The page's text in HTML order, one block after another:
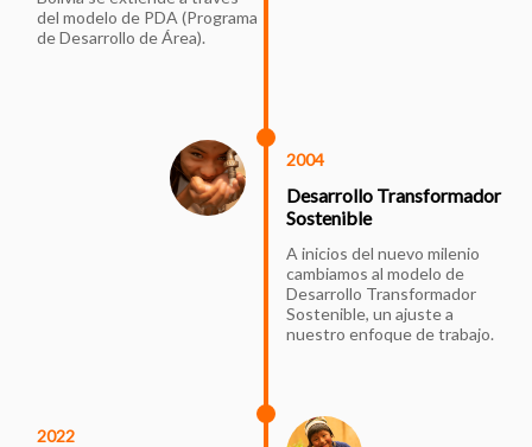
del modelo de PDA (Programa
de Desarrollo de Área).
2004
Desarrollo Transformador
Sostenible
A inicios del nuevo milenio
cambiamos al modelo de
Desarrollo Transformador
Sostenible, un ajuste a
nuestro enfoque de trabajo.
2022